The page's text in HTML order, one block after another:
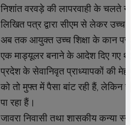
निशांत वरवड़े की लापरवाही के चलते
लिखित पत्र द्वारा सीएम से लेकर
अब तक आयुक्त उच्च शिक्षा के कान
एक माड्यूलर बनाने के आदेश दिए गए
प्रदेश के सेवानिवृत प्राध्यापकों की
को तो मुफ्त में पैसा बांट रही हैं, लेकिन
पा रहा हैं।
जावरा निवासी तथा शासकीय कन्या